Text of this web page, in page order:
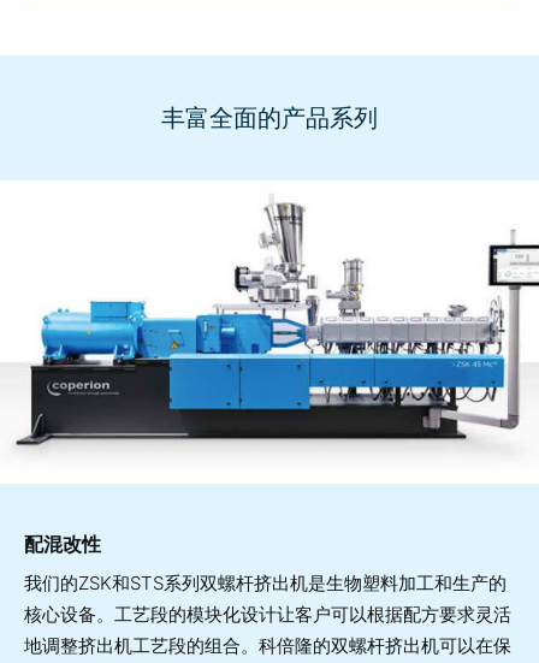
丰富全面的产品系列
配混改性
我们的ZSK和STS系列双螺杆挤出机是生物塑料加工和生产的
核心设备。工艺段的模块化设计让客户可以根据配方要求灵活
地调整挤出机工艺段的组合。科倍隆的双螺杆挤出机可以在保